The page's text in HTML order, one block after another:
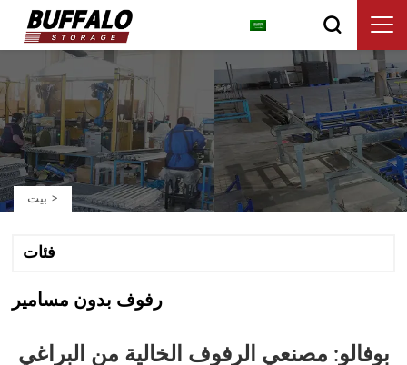
بيت >
فئات
رفوف بدون مسامير
بوفالو: مصنعي الرفوف الخالية من البراغي